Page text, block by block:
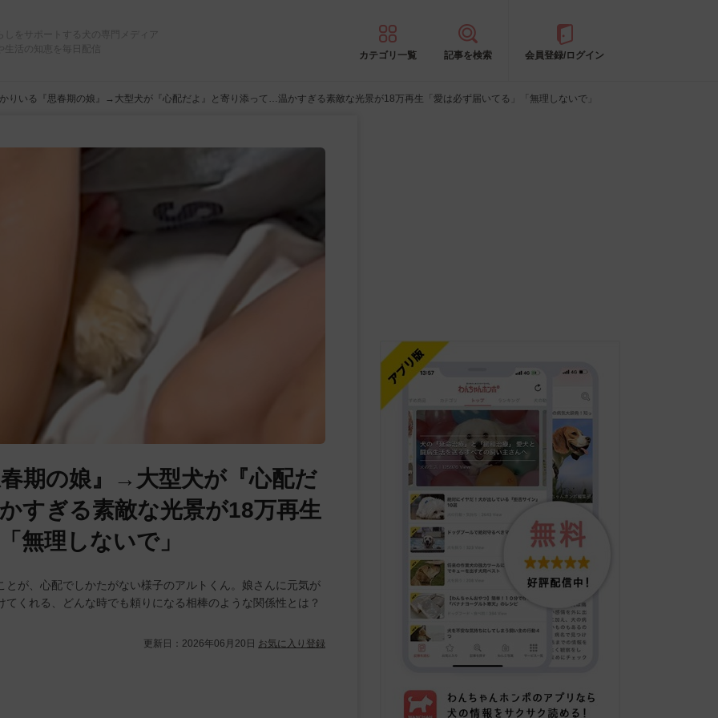
をサポートする犬の専門メディア
活の知恵を毎日配信
カテゴリ一覧 記事を検索 会員登録/ログイン
りいる『思春期の娘』→大型犬が『心配だよ』と寄り添って…温かすぎる素敵な光景が18万再生「愛は必ず届いてる」「無理しないで」
期の娘』→大型犬が『心配だ
すぎる素敵な光景が18万再生
無理しないで」
が、心配でしかたがない様子のアルトくん。娘さんに元気が
くれる、どんな時でも頼りになる相棒のような関係性とは？
更新日： 2026年06月20日 お気に入り登録